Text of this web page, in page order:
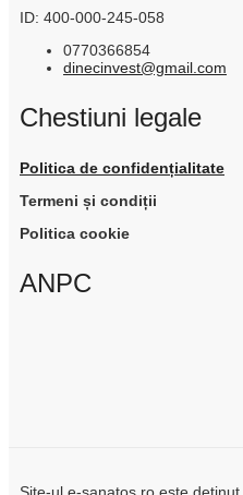
ID: 400-000-245-058
0770366854
dinecinvest@gmail.com
Chestiuni legale
Politica de confidențialitate
Termeni și condiții
Politica cookie
ANPC